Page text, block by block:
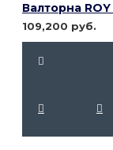
109,200 руб.